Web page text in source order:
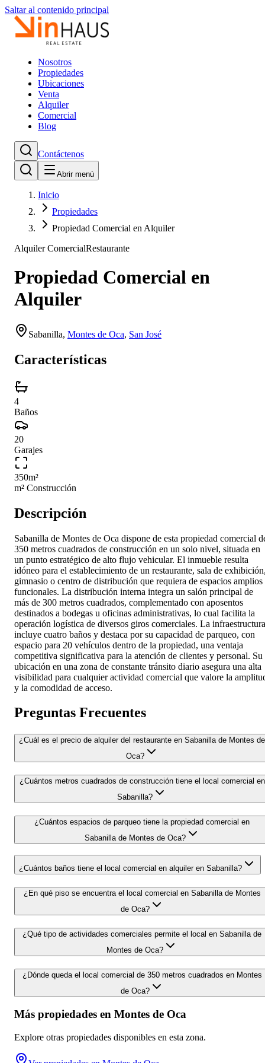
Saltar al contenido principal
Nosotros
Propiedades
Ubicaciones
Venta
Alquiler
Comercial
Blog
Contáctenos
Abrir menú
Inicio
Propiedades
Propiedad Comercial en Alquiler
Alquiler ComercialRestaurante
Propiedad Comercial en
Alquiler
Sabanilla, Montes de Oca, San José
Características
4
Baños
20
Garajes
350m²
m² Construcción
Descripción
Sabanilla de Montes de Oca dispone de esta propiedad comercial
350 metros cuadrados de construcción en un solo nivel, situada en
un punto estratégico de alto flujo vehicular. El inmueble resulta
idóneo para el establecimiento de un restaurante, sala de
gimnasio o centro de distribución que requiera de espacios amplios
funcionales. La distribución interna integra un salón principal de
más de 300 metros cuadrados, complementado con aposentos
destinados a bodegas u oficinas administrativas, lo cual facilita la
operación logística de diversos giros comerciales. La infraestructura
incluye cuatro baños y destaca por su capacidad de parqueo, con
espacio para 20 vehículos dentro de la propiedad, una ventaja
competitiva significativa para la atención de clientes y personal. Su
ubicación en una zona de constante tránsito diario asegura una alta
visibilidad para cualquier actividad comercial que valore la
y la comodidad de acceso.
Preguntas Frecuentes
¿Cuál es el precio de alquiler del restaurante en Sabanilla de Montes de
Oca?
¿Cuántos metros cuadrados de construcción tiene el local comercial en
Sabanilla?
¿Cuántos espacios de parqueo tiene la propiedad comercial en
Sabanilla de Montes de Oca?
¿Cuántos baños tiene el local comercial en alquiler en Sabanilla?
¿En qué piso se encuentra el local comercial en Sabanilla de Montes
de Oca?
¿Qué tipo de actividades comerciales permite el local en Sabanilla de
Montes de Oca?
¿Dónde queda el local comercial de 350 metros cuadrados en Montes
de Oca?
Más propiedades en Montes de Oca
Explore otras propiedades disponibles en esta zona.